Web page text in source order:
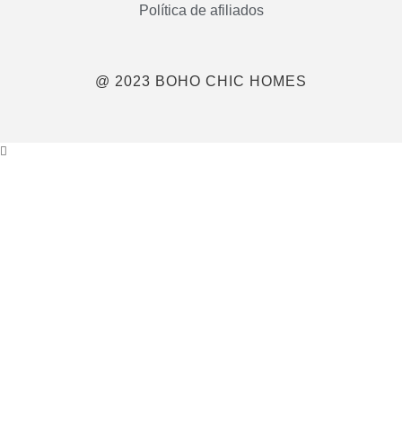
Política de afiliados
@ 2023 BOHO CHIC HOMES